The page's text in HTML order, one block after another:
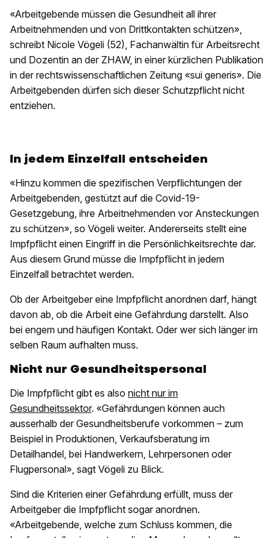
«Arbeitgebende müssen die Gesundheit all ihrer
Arbeitnehmenden und von Drittkontakten schützen»,
schreibt Nicole Vögeli (52), Fachanwältin für Arbeitsrecht
und Dozentin an der ZHAW, in einer kürzlichen Publikation
in der rechtswissenschaftlichen Zeitung «sui generis». Die
Arbeitgebenden dürfen sich dieser Schutzpflicht nicht
entziehen.
In jedem Einzelfall entscheiden
«Hinzu kommen die spezifischen Verpflichtungen der
Arbeitgebenden, gestützt auf die Covid-19-
Gesetzgebung, ihre Arbeitnehmenden vor Ansteckungen
zu schützen», so Vögeli weiter. Andererseits stellt eine
Impfpflicht einen Eingriff in die Persönlichkeitsrechte dar.
Aus diesem Grund müsse die Impfpflicht in jedem
Einzelfall betrachtet werden.
Ob der Arbeitgeber eine Impfpflicht anordnen darf, hängt
davon ab, ob die Arbeit eine Gefährdung darstellt. Also
bei engem und häufigen Kontakt. Oder wer sich länger im
selben Raum aufhalten muss.
Nicht nur Gesundheitspersonal
Die Impfpflicht gibt es also nicht nur im
Gesundheitssektor. «Gefährdungen können auch
ausserhalb der Gesundheitsberufe vorkommen – zum
Beispiel in Produktionen, Verkaufsberatung im
Detailhandel, bei Handwerkern, Lehrpersonen oder
Flugpersonal», sagt Vögeli zu Blick.
Sind die Kriterien einer Gefährdung erfüllt, muss der
Arbeitgeber die Impfpflicht sogar anordnen.
«Arbeitgebende, welche zum Schluss kommen, die